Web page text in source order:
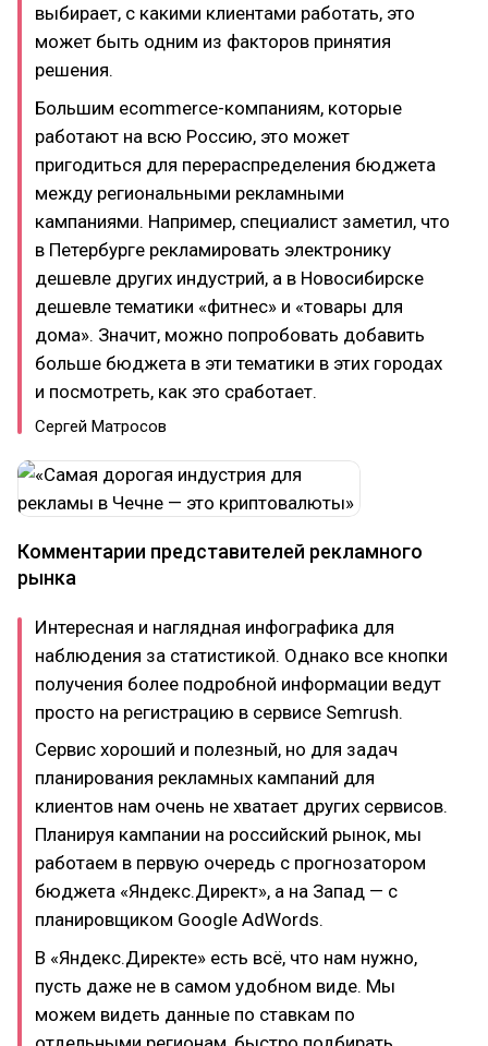
выбирает, с какими клиентами работать, это
может быть одним из факторов принятия
решения.
Большим ecommerce-компаниям, которые
работают на всю Россию, это может
пригодиться для перераспределения бюджета
между региональными рекламными
кампаниями. Например, специалист заметил, что
в Петербурге рекламировать электронику
дешевле других индустрий, а в Новосибирске
дешевле тематики «фитнес» и «товары для
дома». Значит, можно попробовать добавить
больше бюджета в эти тематики в этих городах
и посмотреть, как это сработает.
Сергей Матросов
Комментарии представителей рекламного
рынка
Интересная и наглядная инфографика для
наблюдения за статистикой. Однако все кнопки
получения более подробной информации ведут
просто на регистрацию в сервисе Semrush.
Сервис хороший и полезный, но для задач
планирования рекламных кампаний для
клиентов нам очень не хватает других сервисов.
Планируя кампании на российский рынок, мы
работаем в первую очередь с прогнозатором
бюджета «Яндекс.Директ», а на Запад — с
планировщиком Google AdWords.
В «Яндекс.Директе» есть всё, что нам нужно,
пусть даже не в самом удобном виде. Мы
можем видеть данные по ставкам по